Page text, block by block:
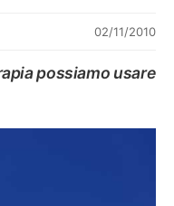
02/11/2010
possiamo usare